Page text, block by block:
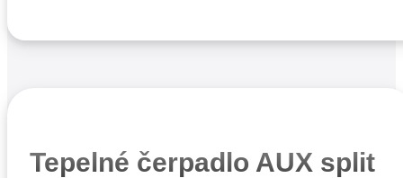
Tepelné čerpadlo AUX split